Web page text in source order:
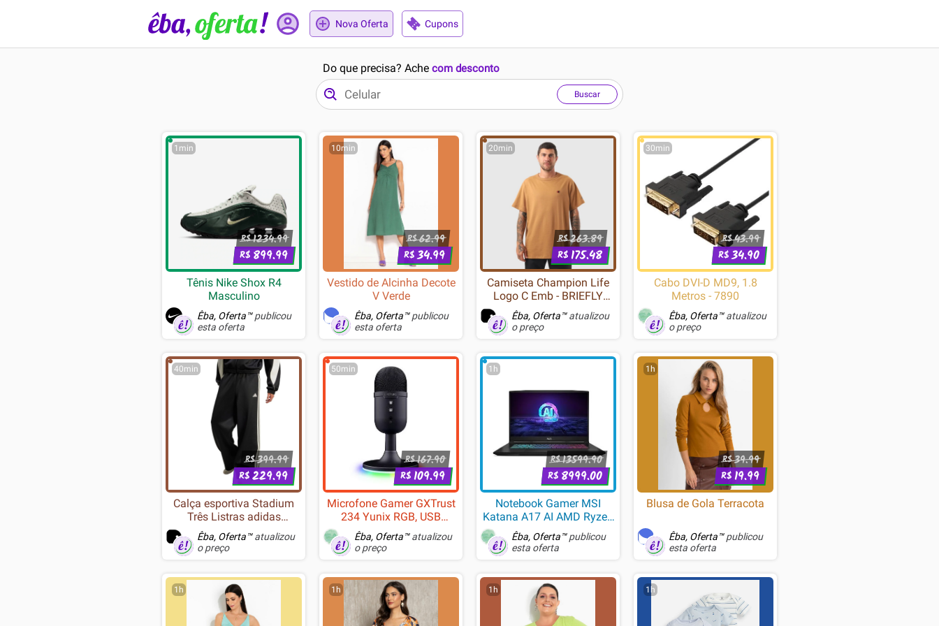
Nova Oferta Cupons
Do que precisa? Ache com desconto
Buscar
1min
R$1234.99
R$ 899.99
Tênis Nike Shox R4
Masculino
Êba, Oferta™publicou
esta oferta
10min
R$62.99
R$34.99
Vestido de Alcinha Decote
V Verde
Êba, Oferta™publicou
esta oferta
20min
R$263.89
R$175.48
Camiseta Champion Life
Logo C Emb - BRIEFLY
BROWN
Êba, Oferta™atualizou
o preço
30min
R$43.99
R$34.90
Cabo DVI-D MD9, 1.8
Metros - 7890
Êba, Oferta™atualizou
o preço
40min
R$399.99
R$229.99
Calça esportiva Stadium
Três Listras adidas
Sportswear Preto
Êba, Oferta™atualizou
o preço
50min
R$167.90
R$109.99
Microfone Gamer GXTrust
234 Yunix RGB, USB
Compacto, Filtro Pop e
Mudo, Preto - 25372
Êba, Oferta™atualizou
o preço
1h
R$13599.90
R$ 8999.00
Notebook Gamer MSI
Katana A17 AI AMD Ryzen
7-8845HS, 16GB RAM, SSD
512GB, 15.6" 144Hz,
GeForce RTX 4060, Win
1003
Êba, Oferta™publicou
esta oferta
1h
R$39.99
R$19.99
Blusa de Gola Terracota
Êba, Oferta™publicou
esta oferta
1h 1h 1h 1h